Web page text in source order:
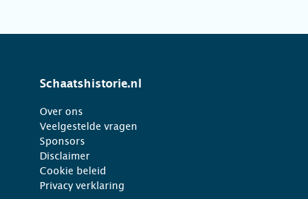
Schaatshistorie.nl
Over ons
Veelgestelde vragen
Sponsors
Disclaimer
Cookie beleid
Privacy verklaring